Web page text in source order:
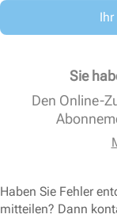
Sie
Den Online-
Haben Sie Fehler
mitteilen? Dann